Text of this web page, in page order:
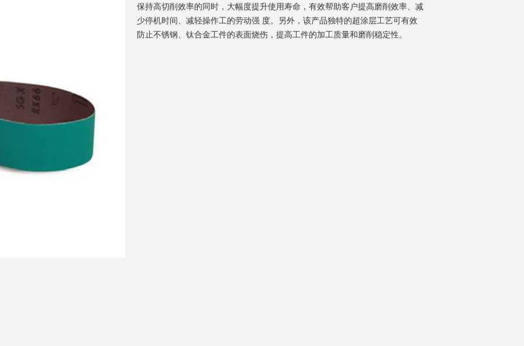
保持高切削效率的同时，大幅度提升使用寿命，有效帮助客户提高磨削效率、减
少停机时间、减轻操作工的劳动强 度。另外，该产品独特的超涂层工艺可有效
防止不锈钢、钛合金工件的表面烧伤，提高工件的加工质量和磨削稳定性。